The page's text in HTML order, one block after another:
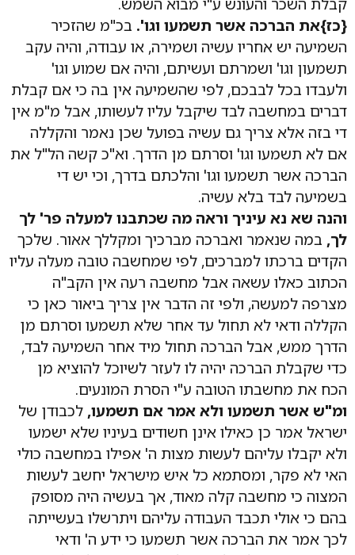
קבלת השכר והעונש ע"י מבוא השמש.
{כז}את הברכה אשר תשמעו וגו'. בכ"מ שהזכיר
השמיעה יש אחריו עשיה ושמירה, או עבודה, והיה עקב
תשמעון וגו' ושמרתם ועשיתם, והיה אם שמוע וגו'
ולעבדו בכל לבבכם, לפי שהשמיעה אין בה כי אם קבלת
דברים במחשבה לבד שיקבל עליו לעשותו, אבל מ"מ אין
די בזה אלא צריך גם עשיה בפועל שכן נאמר והקללה
אם לא תשמעו וגו' וסרתם מן הדרך. וא"כ קשה הל"ל את
הברכה אשר תשמעו וגו' והלכתם בדרך, וכי יש די
בשמיעה לבד בלא עשיה.
והנה שא נא עיניך וראה מה שכתבנו למעלה פר' לך
לך, במה שנאמר ואברכה מברכיך ומקללך אאור. שלכך
הקדים ברכתו למברכים, לפי שמחשבה טובה מעלה עליו
הכתוב כאלו עשאה אבל מחשבה רעה אין הקב"ה
מצרפה למעשה, ולפי זה הדבר אין צריך ביאור כאן כי
הקללה ודאי לא תחול עד אחר שלא תשמעו וסרתם מן
הדרך ממש, אבל הברכה תחול מיד אחר השמיעה לבד,
כדי שקבלת הברכה יהיה לו לעזר לשיוכל להוציא מן
הכח את מחשבתו הטובה ע"י הסרת המונעים.
ומ"ש אשר תשמעו ולא אמר אם תשמעו, לכבודן של
ישראל אמר כן כאילו אינן חשודים בעיניו שלא ישמעו
ולא יקבלו עליהם לעשות מצות ה' אפילו במחשבה כולי
האי לא פקר, ומסתמא כל איש מישראל יחשב לעשות
המצוה כי מחשבה קלה מאוד, אך בעשיה היה מסופק
בהם כי אולי תכבד העבודה עליהם ויתרשלו בעשייתה
לכך אמר את הברכה אשר תשמעו כי ידע ה' ודאי